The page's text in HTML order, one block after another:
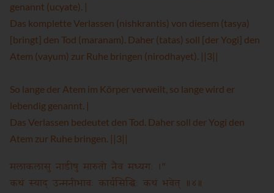
genannt (ucyate). |
Das komplette Verlassen (nishkrantis) von diesem (tasya)
[bringt] den Tod (maranam). Daher (tatas) soll [der Yogi] den
Atem (vayum) zur Ruhe bringen (nirodhayet). ||3||
So lange der Atem im Körper verweilt, so lange wird er
lebendig genannt. |
Das Verlassen bedeutet den Tod. Daher soll der Yogi den
Atem zur Ruhe bringen. ||3||
मलाकलासु नाडीषु मारुतो नैव मध्यगः ।"
कथं स्याद् उन्मनीभावः कार्यसिद्धिः कथं भवेत् ॥४॥